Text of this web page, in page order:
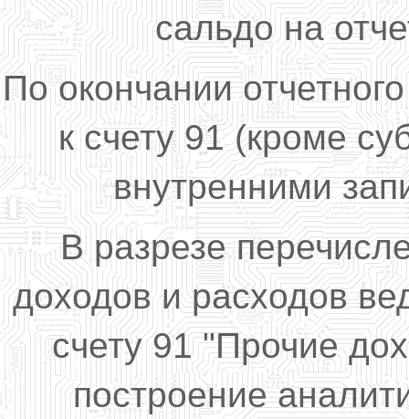
сальдо на
По окончании
к счету 91 (кроме
внутренними
В разрезе
доходов и расходов
счету 91 "Прочие
построение